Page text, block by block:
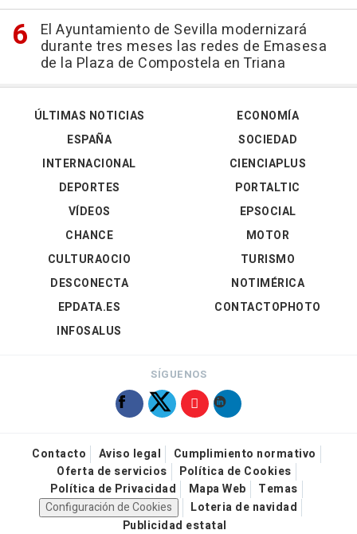
El Ayuntamiento de Sevilla modernizará
durante tres meses las redes de Emasesa
de la Plaza de Compostela en Triana
ÚLTIMAS NOTICIAS
ESPAÑA
INTERNACIONAL
DEPORTES
VÍDEOS
ECONOMÍA
SOCIEDAD
CIENCIAPLUS
PORTALTIC
EPSOCIAL
CHANCE
CULTURAOCIO
DESCONECTA
EPDATA.ES
INFOSALUS
MOTOR
TURISMO
NOTIMÉRICA
CONTACTOPHOTO
SÍGUENOS
Contacto Aviso legal
Cumplimiento normativo
Oferta de servicios
Política de Cookies
Política de Privacidad
Mapa Web
Temas
Configuración de Cookies
Loteria de navidad
Publicidad estatal